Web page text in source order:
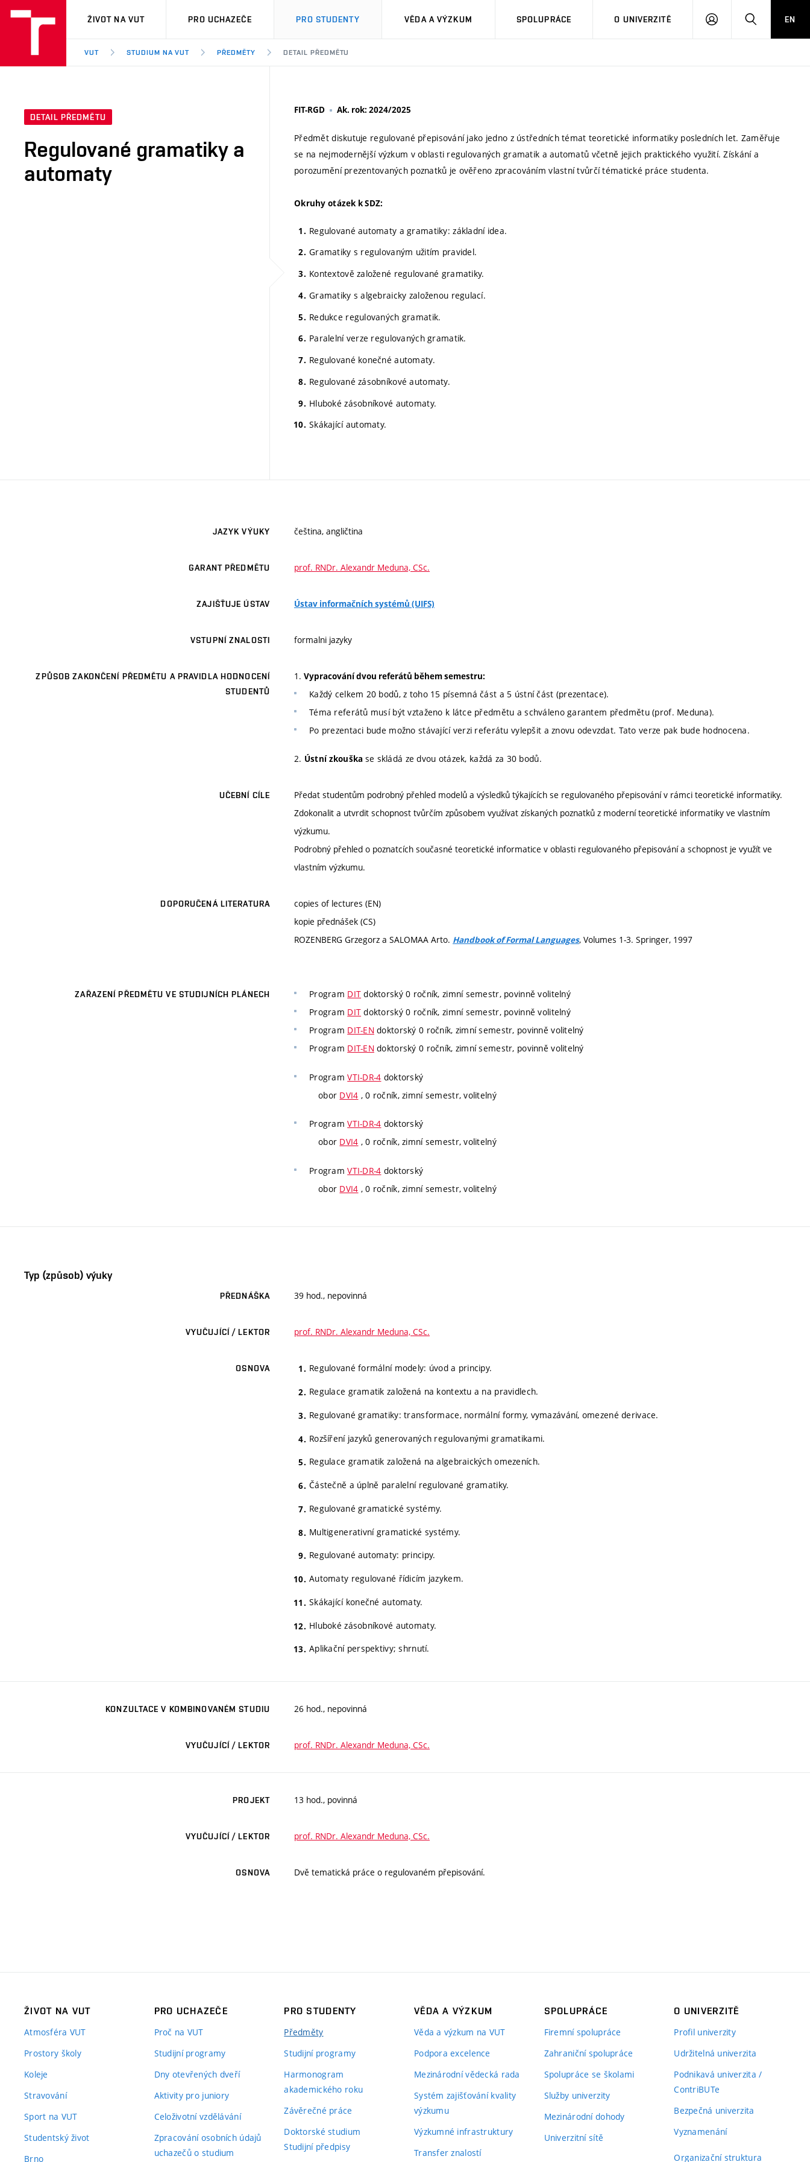
VUT
ŽIVOT NA VUT PRO UCHAZEČE PRO STUDENTY VĚDA A VÝZKUM SPOLUPRÁCE O UNIVERZITĚ
PŘIHLÁSIT HLEDATEN
VUT STUDIUM NA VUT PŘEDMĚTY DETAIL PŘEDMĚTU
DETAIL PŘEDMĚTU
Regulované gramatiky a
automaty
FIT-RGD Ak. rok: 2024/2025
Předmět diskutuje regulované přepisování jako jedno z ústředních témat teoretické informatiky posledních let. Zaměřuje
se na nejmodernější výzkum v oblasti regulovaných gramatik a automatů včetně jejich praktického využití. Získání a
porozumění prezentovaných poznatků je ověřeno zpracováním vlastní tvůrčí tématické práce studenta.
Okruhy otázek k SDZ:
Regulované automaty a gramatiky: základní idea.
Gramatiky s regulovaným užitím pravidel.
Kontextově založené regulované gramatiky.
Gramatiky s algebraicky založenou regulací.
Redukce regulovaných gramatik.
Paralelní verze regulovaných gramatik.
Regulované konečné automaty.
Regulované zásobníkové automaty.
Hluboké zásobníkové automaty.
Skákající automaty.
JAZYK VÝUKY čeština, angličtina
GARANT PŘEDMĚTU prof. RNDr. Alexandr Meduna, CSc.
ZAJIŠŤUJE ÚSTAV Ústav informačních systémů (UIFS)
VSTUPNÍ ZNALOSTI formalni jazyky
ZPŮSOB ZAKONČENÍ PŘEDMĚTU A PRAVIDLA HODNOCENÍ
STUDENTŮ
1. Vypracování dvou referátů během semestru:
Každý celkem 20 bodů, z toho 15 písemná část a 5 ústní část (prezentace).
Téma referátů musí být vztaženo k látce předmětu a schváleno garantem předmětu (prof. Meduna).
Po prezentaci bude možno stávající verzi referátu vylepšit a znovu odevzdat. Tato verze pak bude hodnocena.
2. Ústní zkouška se skládá ze dvou otázek, každá za 30 bodů.
UČEBNÍ CÍLE
Předat studentům podrobný přehled modelů a výsledků týkajících se regulovaného přepisování v rámci teoretické informatiky.
Zdokonalit a utvrdit schopnost tvůrčím způsobem využívat získaných poznatků z moderní teoretické informatiky ve vlastním
výzkumu.
Podrobný přehled o poznatcích současné teoretické informatice v oblasti regulovaného přepisování a schopnost je využít ve
vlastním výzkumu.
DOPORUČENÁ LITERATURA
copies of lectures (EN)
kopie přednášek (CS)
ROZENBERG Grzegorz a SALOMAA Arto. Handbook of Formal Languages, Volumes 1-3. Springer, 1997
ZAŘAZENÍ PŘEDMĚTU VE STUDIJNÍCH PLÁNECH Program DIT doktorský 0 ročník, zimní semestr, povinně volitelný
Program DIT doktorský 0 ročník, zimní semestr, povinně volitelný
Program DIT-EN doktorský 0 ročník, zimní semestr, povinně volitelný
Program DIT-EN doktorský 0 ročník, zimní semestr, povinně volitelný
ProgramVTI-DR-4 doktorský
obor DVI4 , 0 ročník, zimní semestr, volitelný
ProgramVTI-DR-4 doktorský
obor DVI4 , 0 ročník, zimní semestr, volitelný
ProgramVTI-DR-4 doktorský
obor DVI4 , 0 ročník, zimní semestr, volitelný
Typ (způsob) výuky
PŘEDNÁŠKA 39 hod., nepovinná
VYUČUJÍCÍ / LEKTOR prof. RNDr. Alexandr Meduna, CSc.
OSNOVA Regulované formální modely: úvod a principy.
Regulace gramatik založená na kontextu a na pravidlech.
Regulované gramatiky: transformace, normální formy, vymazávání, omezené derivace.
Rozšíření jazyků generovaných regulovanými gramatikami.
Regulace gramatik založená na algebraických omezeních.
Částečně a úplně paralelní regulované gramatiky.
Regulované gramatické systémy.
Multigenerativní gramatické systémy.
Regulované automaty: principy.
Automaty regulované řídicím jazykem.
Skákající konečné automaty.
Hluboké zásobníkové automaty.
Aplikační perspektivy; shrnutí.
KONZULTACE V KOMBINOVANÉM STUDIU 26 hod., nepovinná
VYUČUJÍCÍ / LEKTOR prof. RNDr. Alexandr Meduna, CSc.
PROJEKT 13 hod., povinná
VYUČUJÍCÍ / LEKTOR prof. RNDr. Alexandr Meduna, CSc.
OSNOVA Dvě tematická práce o regulovaném přepisování.
ŽIVOT NA VUT
Atmosféra VUT
Prostory školy
Koleje
Stravování
Sport na VUT
Studentský život
Brno
PRO UCHAZEČE
Proč na VUT
Studijní programy
Dny otevřených dveří
Aktivity pro juniory
Celoživotní vzdělávání
Zpracování osobních údajů
uchazečů o studium
PRO STUDENTY
Předměty
Studijní programy
Harmonogram
akademického roku
Závěrečné práce
Doktorské studium
Studijní předpisy
VĚDA A VÝZKUM
Věda a výzkum na VUT
Podpora excelence
Mezinárodní vědecká rada
Systém zajišťování kvality
výzkumu
Výzkumné infrastruktury
Transfer znalostí
SPOLUPRÁCE
Firemní spolupráce
Zahraniční spolupráce
Spolupráce se školami
Služby univerzity
Mezinárodní dohody
Univerzitní sítě
O UNIVERZITĚ
Profil univerzity
Udržitelná univerzita
Podnikavá univerzita /
ContriBUTe
Bezpečná univerzita
Vyznamenání
Organizační struktura